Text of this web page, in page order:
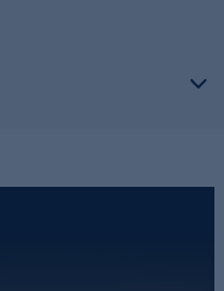
farbechte Pigmente
reinen Farb-Finish. Der
- jetzt online